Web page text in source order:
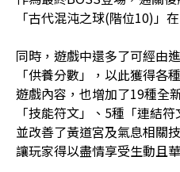
「古代混沌之球(階位10)」
同時，遊戲中還多了可經由
「供養分數」，以此獲得各
遊戲內容，也增加了19種全
「技能符文」、5種「連結符
並改善了黃道宮及氣息相關技
讓玩家得以盡情享受生動且